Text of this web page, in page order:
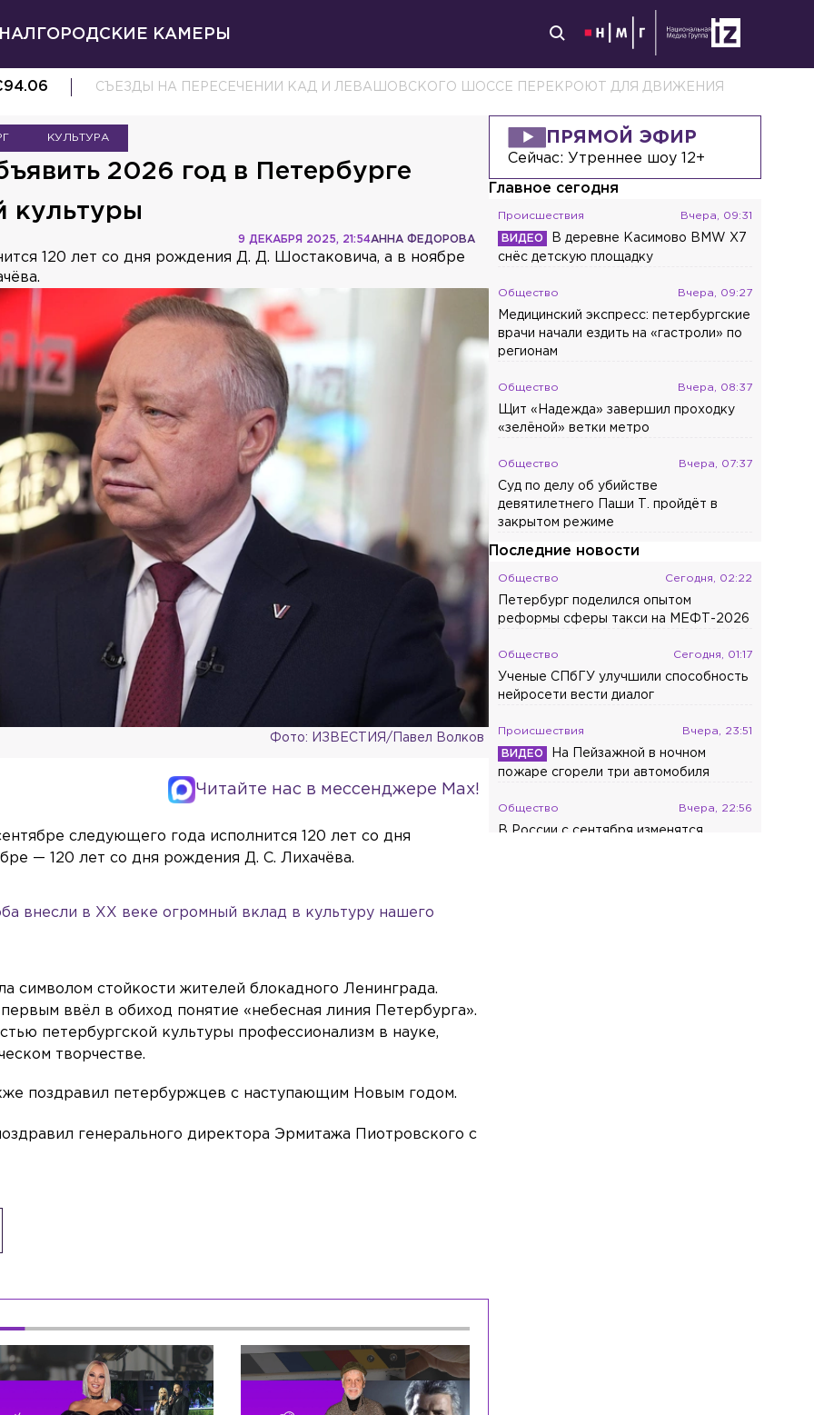
ГОРОДСКИЕ КАМЕРЫ
94.06 СЪЕЗДЫ НА ПЕРЕСЕЧЕНИИ КАД И ЛЕВАШОВСКОГО ШОССЕ ПЕРЕКРОЮТ ДЛЯ ДВИЖЕНИЯ
КУЛЬТУРА
2026 год в Петербурге
культуры
АННА ФЕДОРОВА
9 ДЕКАБРЯ 2025, 21:54
120 лет со дня рождения Д. Д. Шостаковича, а в ноябре
Фото: ИЗВЕСТИЯ/Павел Волков
Читайте нас в мессенджере Max!
следующего года исполнится 120 лет со дня
— 120 лет со дня рождения Д. С. Лихачёва.
внесли в XX веке огромный вклад в культуру нашего
символом стойкости жителей блокадного Ленинграда.
ввёл в обиход понятие «небесная линия Петербурга».
петербургской культуры профессионализм в науке,
творчестве.
поздравил петербуржцев с наступающим Новым годом.
генерального директора Эрмитажа Пиотровского с
ПРЯМОЙ ЭФИР
Сейчас: Утреннее шоу 12+
Главное сегодня
Происшествия Вчера, 09:31
В деревне Касимово BMW X7
снёс детскую площадку
Общество Вчера, 09:27
Медицинский экспресс: петербургские
врачи начали ездить на «гастроли» по
регионам
Общество Вчера, 08:37
Щит «Надежда» завершил проходку
«зелёной» ветки метро
Общество Вчера, 07:37
Суд по делу об убийстве
девятилетнего Паши Т. пройдёт в
закрытом режиме
Последние новости
Общество Сегодня, 02:22
Петербург поделился опытом
реформы сферы такси на МЕФТ-2026
Общество Сегодня, 01:17
Ученые СПбГУ улучшили способность
нейросети вести диалог
Происшествия Вчера, 23:51
На Пейзажной в ночном
пожаре сгорели три автомобиля
Общество Вчера, 22:56
В России с сентября изменятся